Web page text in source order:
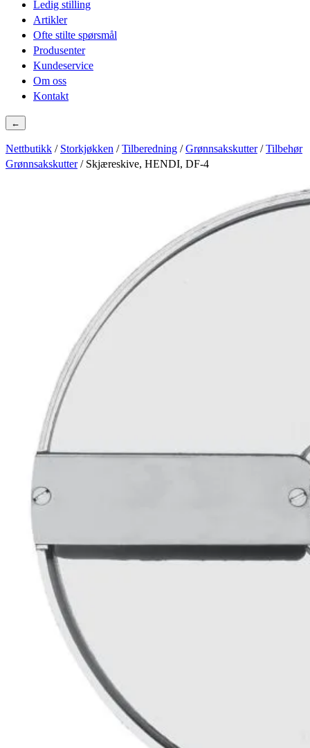
Ledig stilling
Artikler
Ofte stilte spørsmål
Produsenter
Kundeservice
Om oss
Kontakt
←
Nettbutikk / Storkjøkken /Tilberedning /Grønnsakskutter/Tilbehør
Grønnsakskutter/ Skjæreskive, HENDI, DF-4